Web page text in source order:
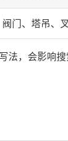
门、塔吊、
，会影响搜